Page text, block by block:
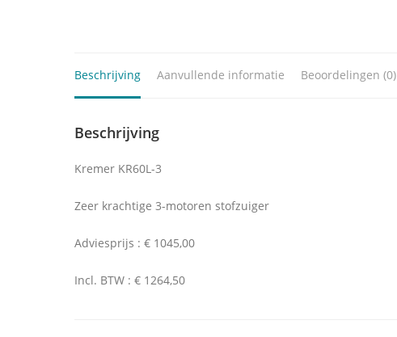
Beschrijving Aanvullende informatie Beoordelingen (0)
Beschrijving
Kremer KR60L-3
Zeer krachtige 3-motoren stofzuiger
Adviesprijs : € 1045,00
Incl. BTW : € 1264,50